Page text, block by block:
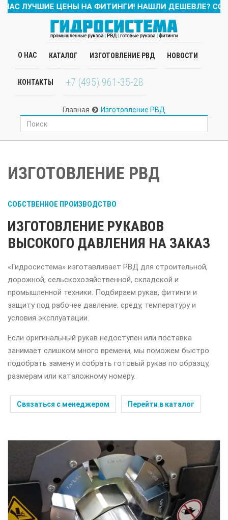
ЛУЧШИЕ ЦЕНЫ НА ФИТИНГИ! НАШЛИ ДЕШЕВЛЕ?
О НАС КАТАЛОГ ИЗГОТОВЛЕНИЕ РВД НОВОСТИ
КОНТАКТЫ +7 (495) 961-35-28
Главная Изготовление РВД
ИЗГОТОВЛЕНИЕ РВД
СОБСТВЕННОЕ ПРОИЗВОДСТВО
ИЗГОТОВЛЕНИЕ РУКАВОВ
ВЫСОКОГО ДАВЛЕНИЯ НА ЗАКАЗ
«Гидросистема» изготавливает РВД для строительной,
дорожной, сельскохозяйственной, складской и
промышленной техники. Подбираем рукав, фитинги и
защиту под рабочее давление, среду, температуру и
условия эксплуатации.
Если оригинальный рукав недоступен или поставка
занимает слишком много времени, мы поможем быстро
подобрать замену и собрать готовый рукав по образцу,
размерам или каталожному номеру.
Связаться с менеджером Перейти в каталог